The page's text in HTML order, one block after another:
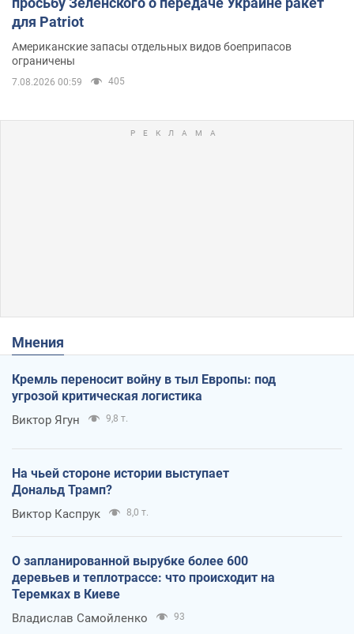
для Patriot
Американские запасы отдельных видов боеприпасов
ограничены
7.08.2026 00:59 405
Мнения
Кремль переносит войну в тыл Европы: под
угрозой критическая логистика
Виктор Ягун 9,8 т.
На чьей стороне истории выступает
Дональд Трамп?
Виктор Каспрук 8,0 т.
О запланированной вырубке более 600
деревьев и теплотрассе: что происходит на
Теремках в Киеве
Владислав Самойленко 93